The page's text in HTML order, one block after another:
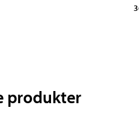
produkter